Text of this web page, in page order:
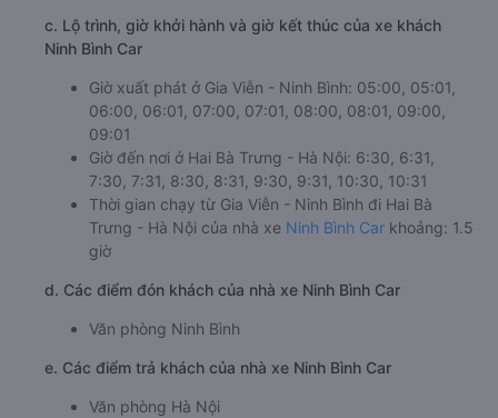
c. Lộ trình, giờ khởi hành và giờ kết thúc của xe khách
Ninh Bình Car
Giờ xuất phát ở Gia Viễn - Ninh Bình: 05:00, 05:01,
06:00, 06:01, 07:00, 07:01, 08:00, 08:01, 09:00,
09:01
Giờ đến nơi ở Hai Bà Trưng - Hà Nội: 6:30, 6:31,
7:30, 7:31, 8:30, 8:31, 9:30, 9:31, 10:30, 10:31
Thời gian chạy từ Gia Viễn - Ninh Bình đi Hai Bà
Trưng - Hà Nội của nhà xe Ninh Bình Car khoảng: 1.5
giờ
d. Các điểm đón khách của nhà xe Ninh Bình Car
Văn phòng Ninh Bình
e. Các điểm trả khách của nhà xe Ninh Bình Car
Văn phòng Hà Nội